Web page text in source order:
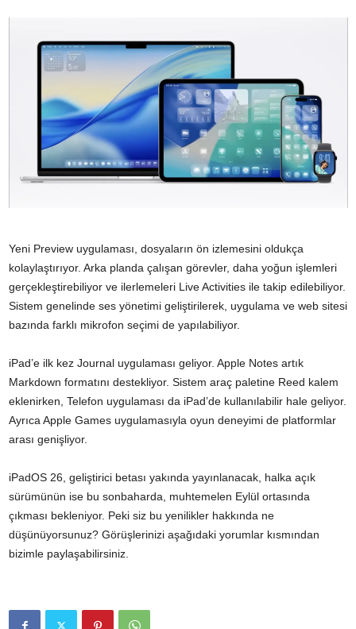
Yeni Preview uygulaması, dosyaların ön izlemesini oldukça
kolaylaştırıyor. Arka planda çalışan görevler, daha yoğun işlemleri
gerçekleştirebiliyor ve ilerlemeleri Live Activities ile takip edilebiliyor.
Sistem genelinde ses yönetimi geliştirilerek, uygulama ve web sitesi
bazında farklı mikrofon seçimi de yapılabiliyor.
iPad’e ilk kez Journal uygulaması geliyor. Apple Notes artık
Markdown formatını destekliyor. Sistem araç paletine Reed kalem
eklenirken, Telefon uygulaması da iPad’de kullanılabilir hale geliyor.
Ayrıca Apple Games uygulamasıyla oyun deneyimi de platformlar
arası genişliyor.
iPadOS 26, geliştirici betası yakında yayınlanacak, halka açık
sürümünün ise bu sonbaharda, muhtemelen Eylül ortasında
çıkması bekleniyor. Peki siz bu yenilikler hakkında ne
düşünüyorsunuz? Görüşlerinizi aşağıdaki yorumlar kısmından
bizimle paylaşabilirsiniz.